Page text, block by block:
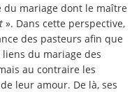
mariage dont le maître
». Dans cette perspective,
des pasteurs afin que
du mariage des
au contraire les
leur amour. De là, ses